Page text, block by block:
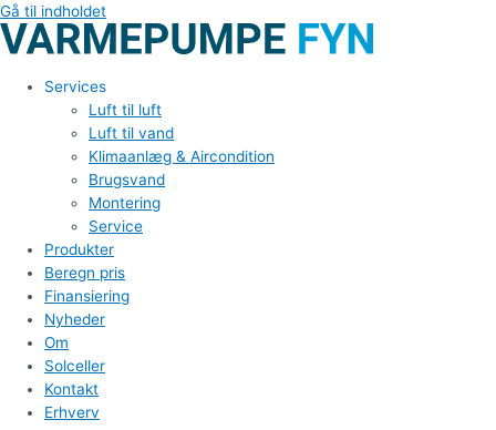
Gå til indholdet
Services
Luft til luft
Luft til vand
Klimaanlæg & Aircondition
Brugsvand
Montering
Service
Produkter
Beregn pris
Finansiering
Nyheder
Om
Solceller
Kontakt
Erhverv